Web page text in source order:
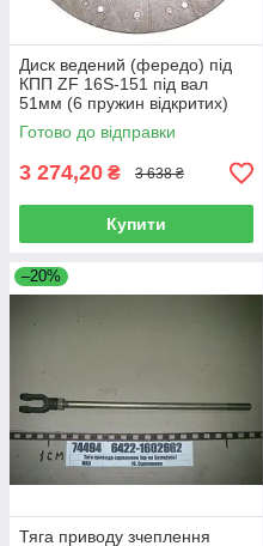
Диск ведений (фередо) під
КПП ZF 16S-151 під вал
51мм (6 пружин відкритих)
аналог SACHS 1878 000 205
Готово до відправки
3 274,20 ₴ 3 638 ₴
Купити
–20%
Тяга приводу зчеплення